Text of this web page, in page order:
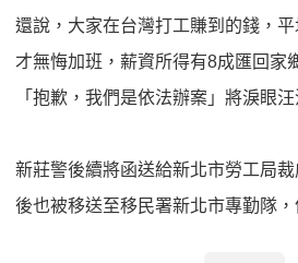
還說，大家在台灣打工賺到的錢，
才無悔加班，薪資所得有8成匯回家
「抱歉，我們是依法辦案」將淚眼
新莊警後續將函送給新北市勞工局
後也被移送至移民署新北市專勤隊